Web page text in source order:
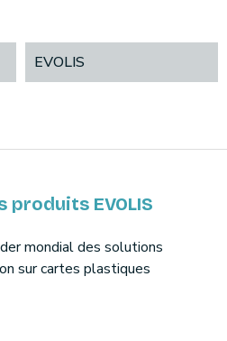
EVOLIS
produits EVOLIS
mondial des solutions
sur cartes plastiques